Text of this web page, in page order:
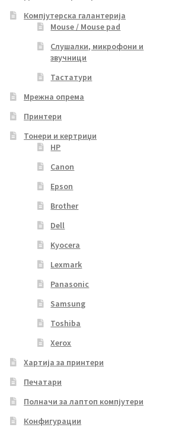
Компјутерска галантерија
Mouse / Mouse pad
Слушалки, микрофони и
звучници
Тастатури
Мрежна опрема
Принтери
Тонери и кертриџи
HP
Canon
Epson
Brother
Dell
Kyocera
Lexmark
Panasonic
Samsung
Toshiba
Xerox
Хартија за принтери
Печатари
Полначи за лаптоп компјутери
Конфигурации